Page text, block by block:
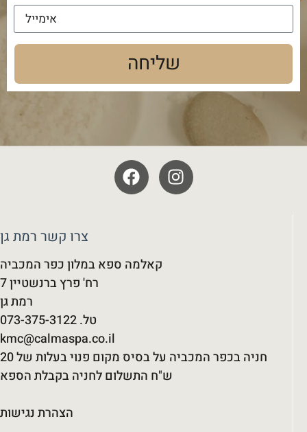
שליחה
צרו קשר רמת גן
קאלמה ספא במלון כפר המכביה
רח' פרץ ברנשטיין 7
רמת גן
kmc@calmaspa.co.il
חניה בכפר המכביה על בסיס מקום פנוי בעלות של 20
ש"ח התשלום לחניה בקבלת הספא
הצהרת נגישות